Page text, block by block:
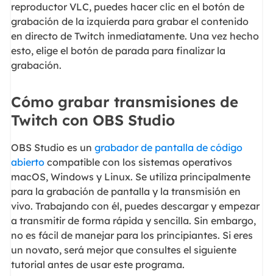
reproductor VLC, puedes hacer clic en el botón de
grabación de la izquierda para grabar el contenido
en directo de Twitch inmediatamente. Una vez hecho
esto, elige el botón de parada para finalizar la
grabación.
Cómo grabar transmisiones de
Twitch con OBS Studio
OBS Studio es un grabador de pantalla de código
abiertocompatible con los sistemas operativos
macOS, Windows y Linux. Se utiliza principalmente
para la grabación de pantalla y la transmisión en
vivo. Trabajando con él, puedes descargar y empezar
a transmitir de forma rápida y sencilla. Sin embargo,
no es fácil de manejar para los principiantes. Si eres
un novato, será mejor que consultes el siguiente
tutorial antes de usar este programa.